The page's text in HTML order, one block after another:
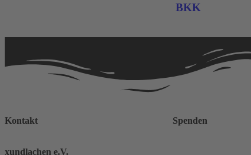
BKK
Kontakt
xundlachen e.V.
Spenden